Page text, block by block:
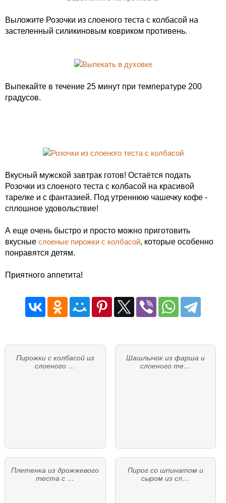
Выложите Розочки из слоеного теста с колбасой на
застеленный силикиновым ковриком противень.
Выпекайте в течение 25 минут при температуре 200
градусов.
Вкусный мужской завтрак готов! Остаётся подать
Розочки из слоеного теста с колбасой на красивой
тарелке и с фантазией. Под утреннюю чашечку кофе -
сплошное удовольствие!
А еще очень быстро и просто можно приготовить
вкусные слоеные пирожки с колбасой, которые особенно
понравятся детям.
Приятного аппетита!
Пирожки с колбасой из
слоеного …
Шашлычок из фарша и
слоеного те…
Плетенка из дрожжевого
теста с …
Пирог со шпинатом и
сыром из сл…